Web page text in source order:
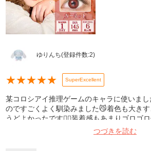
ゆりんち(登録件数:2)
★★★★★ SuperExcellent
某コロシアイ推理ゲームのキャラに使いまし
のですごくよく馴染みました😼着色も大き
うどよかったです👍🏻装着感もあまりゴロゴ
つづきを読む